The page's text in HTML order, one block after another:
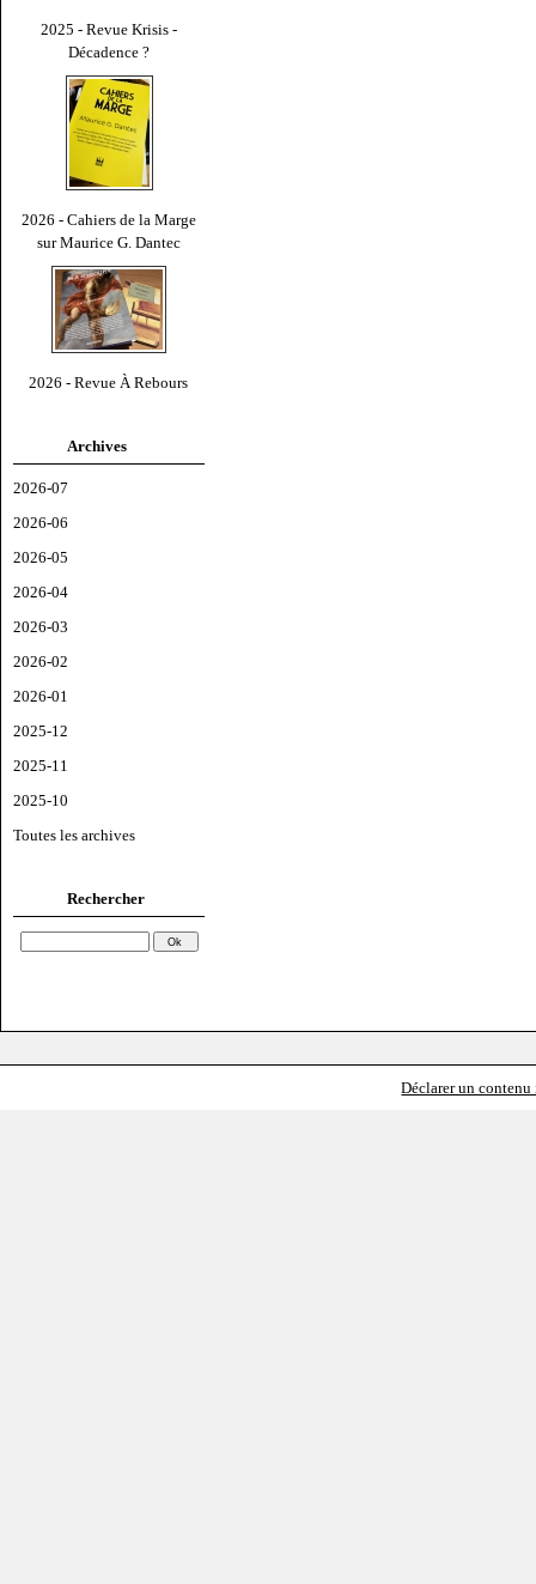
2025 - Revue Krisis -
Décadence ?
2026 - Cahiers de la Marge
sur Maurice G. Dantec
2026 - Revue À Rebours
Archives
2026-07
2026-06
2026-05
2026-04
2026-03
2026-02
2026-01
2025-12
2025-11
2025-10
Toutes les archives
Rechercher
Déclarer un